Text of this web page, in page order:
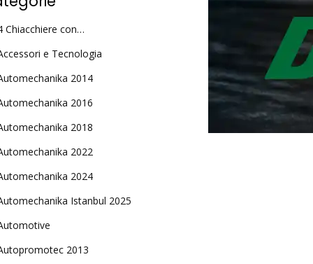
Chiacchiere con…
e Tecnologia
2014
2016
2018
2022
2024
Istanbul 2025
2013